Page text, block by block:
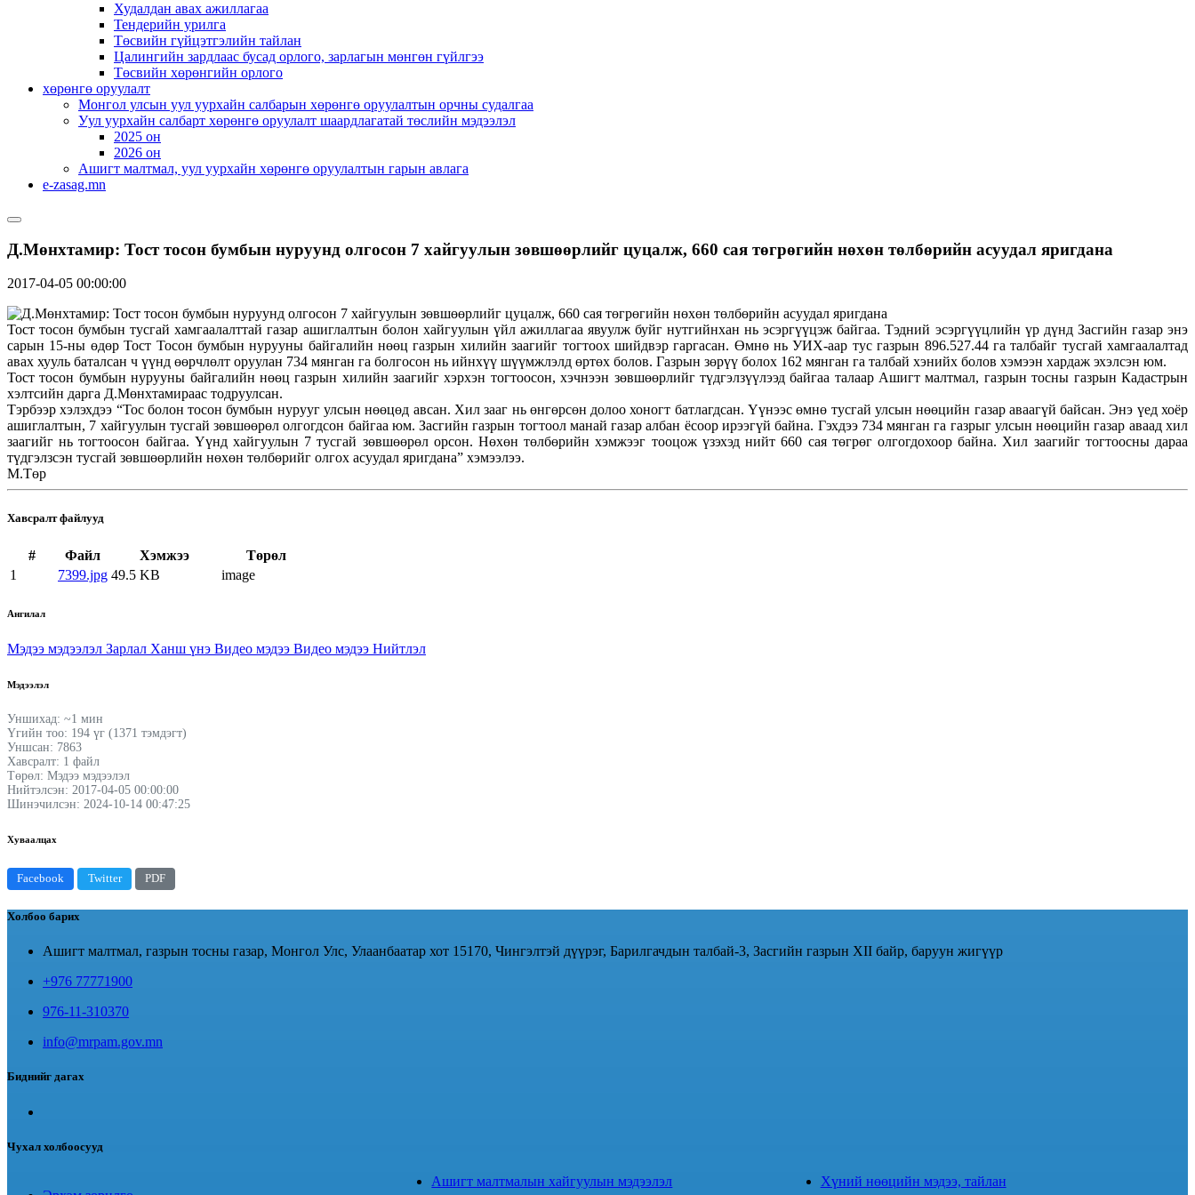
Худалдан авах ажиллагаа
Тендерийн урилга
Төсвийн гүйцэтгэлийн тайлан
Цалингийн зардлаас бусад орлого, зарлагын мөнгөн гүйлгээ
Төсвийн хөрөнгийн орлого
хөрөнгө оруулалт
Монгол улсын уул уурхайн салбарын хөрөнгө оруулалтын орчны судалгаа
Уул уурхайн салбарт хөрөнгө оруулалт шаардлагатай төслийн мэдээлэл
2025 он
2026 он
Ашигт малтмал, уул уурхайн хөрөнгө оруулалтын гарын авлага
e-zasag.mn
Д.Мөнхтамир: Тост тосон бумбын нуруунд олгосон 7 хайгуулын зөвшөөрлийг цуцалж, 660 сая төгрөгийн нөхөн төлбөрийн асуудал яригдана
2017-04-05 00:00:00
Тост тосон бумбын тусгай хамгаалалттай газар ашиглалтын болон хайгуулын үйл ажиллагаа явуулж буйг нутгийнхан нь эсэргүүцэж байгаа. Тэдний эсэргүүцлийн үр дүнд Засгийн газар энэ
сарын 15-ны өдөр Тост Тосон бумбын нурууны байгалийн нөөц газрын хилийн заагийг тогтоох шийдвэр гаргасан. Өмнө нь УИХ-аар тус газрын 896.527.44 га талбайг тусгай хамгаалалтад
авах хууль баталсан ч үүнд өөрчлөлт оруулан 734 мянган га болгосон нь ийнхүү шүүмжлэлд өртөх болов. Газрын зөрүү болох 162 мянган га талбай хэнийх болов хэмээн хардаж эхэлсэн юм.
Тост тосон бумбын нурууны байгалийн нөөц газрын хилийн заагийг хэрхэн тогтоосон, хэчнээн зөвшөөрлийг түдгэлзүүлээд байгаа талаар Ашигт малтмал, газрын тосны газрын Кадастрын
хэлтсийн дарга Д.Мөнхтамираас тодруулсан.
Тэрбээр хэлэхдээ “Тос болон тосон бумбын нурууг улсын нөөцөд авсан. Хил зааг нь өнгөрсөн долоо хоногт батлагдсан. Үүнээс өмнө тусгай улсын нөөцийн газар аваагүй байсан. Энэ үед хоёр
ашиглалтын, 7 хайгуулын тусгай зөвшөөрөл олгогдсон байгаа юм. Засгийн газрын тогтоол манай газар албан ёсоор ирээгүй байна. Гэхдээ 734 мянган га газрыг улсын нөөцийн газар аваад хил
заагийг нь тогтоосон байгаа. Үүнд хайгуулын 7 тусгай зөвшөөрөл орсон. Нөхөн төлбөрийн хэмжээг тооцож үзэхэд нийт 660 сая төгрөг олгогдохоор байна. Хил заагийг тогтоосны дараа
түдгэлзсэн тусгай зөвшөөрлийн нөхөн төлбөрийг олгох асуудал яригдана” хэмээлээ.
М.Төр
Хавсралт файлууд
# Файл Хэмжээ
Төрөл
1
7399.jpg 49.5 KB image
Ангилал
Мэдээ мэдээлэл Зарлал Ханш үнэ Видео мэдээ Видео мэдээ Нийтлэл
Мэдээлэл
Уншихад: ~1 мин
Үгийн тоо: 194 үг (1371 тэмдэгт)
Уншсан: 7863
Хавсралт: 1 файл
Төрөл: Мэдээ мэдээлэл
Нийтэлсэн: 2017-04-05 00:00:00
Шинэчилсэн: 2024-10-14 00:47:25
Хуваалцах
Facebook Twitter PDF
Холбоо барих
Ашигт малтмал, газрын тосны газар, Монгол Улс, Улаанбаатар хот 15170, Чингэлтэй дүүрэг, Барилгачдын талбай-3, Засгийн газрын XII байр, баруун жигүүр
+976 77771900
976-11-310370
info@mrpam.gov.mn
Биднийг дагах
Чухал холбоосууд
Ашигт малтмалын хайгуулын мэдээлэл Хүний нөөцийн мэдээ, тайлан